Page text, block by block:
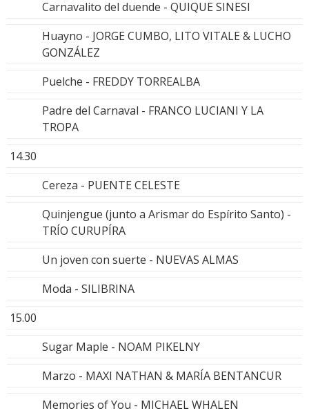
Carnavalito del duende - QUIQUE SINESI
Huayno - JORGE CUMBO, LITO VITALE & LUCHO
GONZÁLEZ
Puelche - FREDDY TORREALBA
Padre del Carnaval - FRANCO LUCIANI Y LA
TROPA
14.30
Cereza - PUENTE CELESTE
Quinjengue (junto a Arismar do Espírito Santo) -
TRÍO CURUPÍRA
Un joven con suerte - NUEVAS ALMAS
Moda - SILIBRINA
15.00
Sugar Maple - NOAM PIKELNY
Marzo - MAXI NATHAN & MARÍA BENTANCUR
Memories of You - MICHAEL WHALEN